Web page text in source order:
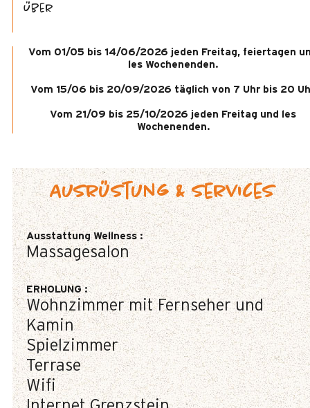
Über
Vom 01/05 bis 14/06/2026 jeden Freitag, feiertagen
les Wochenenden.
Vom 15/06 bis 20/09/2026 täglich von 7 Uhr bis 20
Vom 21/09 bis 25/10/2026 jeden Freitag und les
Wochenenden.
Ausrüstung & Services
Ausstattung Wellness :
Massagesalon
ERHOLUNG:
Wohnzimmer mit Fernseher und
Kamin
Spielzimmer
Terrase
Wifi